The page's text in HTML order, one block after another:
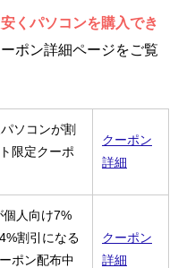
くパソコンを購入でき
ポン詳細ページをご覧
ソコンが割
限定クーポ
クーポン
詳細
個人向け7%
割引になる
ポン配布中
クーポン
詳細